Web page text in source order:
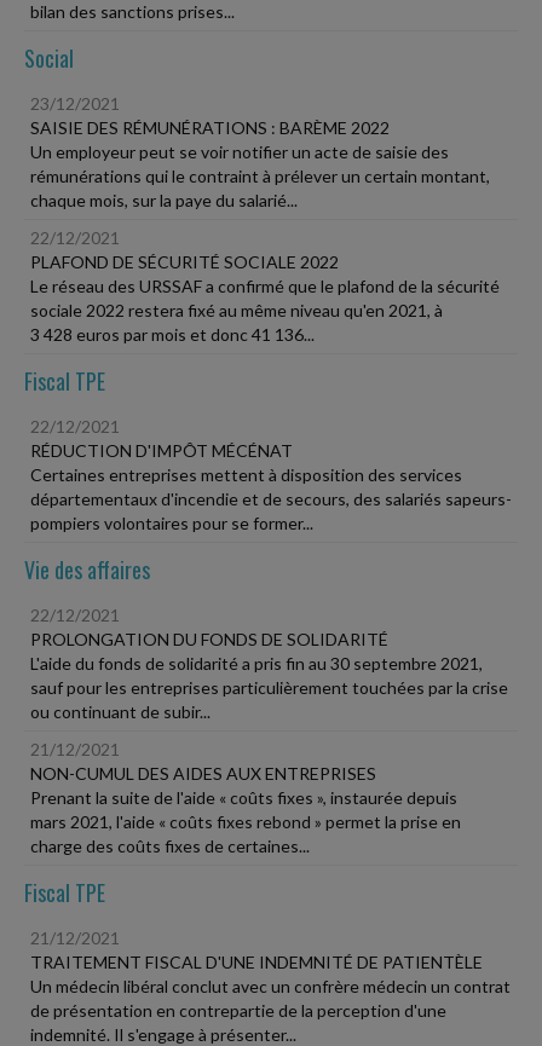
bilan des sanctions prises...
Social
23/12/2021
SAISIE DES RÉMUNÉRATIONS : BARÈME 2022
Un employeur peut se voir notifier un acte de saisie des
rémunérations qui le contraint à prélever un certain montant,
chaque mois, sur la paye du salarié...
22/12/2021
PLAFOND DE SÉCURITÉ SOCIALE 2022
Le réseau des URSSAF a confirmé que le plafond de la sécurité
sociale 2022 restera fixé au même niveau qu'en 2021, à
3 428 euros par mois et donc 41 136...
Fiscal TPE
22/12/2021
RÉDUCTION D'IMPÔT MÉCÉNAT
Certaines entreprises mettent à disposition des services
départementaux d'incendie et de secours, des salariés sapeurs-
pompiers volontaires pour se former...
Vie des affaires
22/12/2021
PROLONGATION DU FONDS DE SOLIDARITÉ
L'aide du fonds de solidarité a pris fin au 30 septembre 2021,
sauf pour les entreprises particulièrement touchées par la crise
ou continuant de subir...
21/12/2021
NON-CUMUL DES AIDES AUX ENTREPRISES
Prenant la suite de l'aide « coûts fixes », instaurée depuis
mars 2021, l'aide « coûts fixes rebond » permet la prise en
charge des coûts fixes de certaines...
Fiscal TPE
21/12/2021
TRAITEMENT FISCAL D'UNE INDEMNITÉ DE PATIENTÈLE
Un médecin libéral conclut avec un confrère médecin un contrat
de présentation en contrepartie de la perception d'une
indemnité. Il s'engage à présenter...